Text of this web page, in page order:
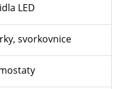
LED
svorkovnice